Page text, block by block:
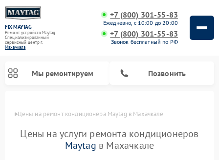
FIX-MAYTAG
Ремонт устройств Maytag
Специализированный
cервисный центр г.
Махачкала
+7 (800) 301-55-83
Ежедневно, с 10:00 до 20:00
+7 (800) 301-55-83
Звонок бесплатный по РФ
Мы ремонтируем Позвонить
Цены на ремонт кондиционера Maytag в Махачкале
Цены на услуги ремонта кондиционеров
Maytag в Махачкале